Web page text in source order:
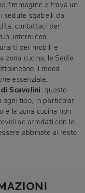
e trova un
sedute sgabelli da
contattaci per
interni con
per mobili e
zona cucina, le Sedie
il mood
essenziale.
Scavolini: questo
ogni tipo, in particolar
e la zona cucina non
se arredati con le
abbinate al resto